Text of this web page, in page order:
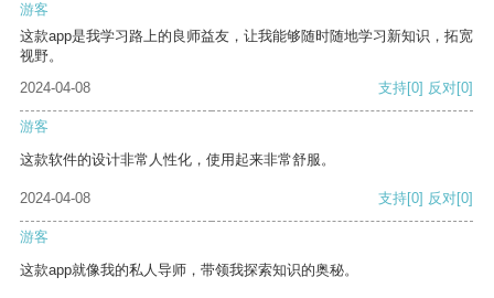
游客
这款app是我学习路上的良师益友，让我能够随时随地学习新知识，拓宽
视野。
2024-04-08
支持[0] 反对[0]
游客
这款软件的设计非常人性化，使用起来非常舒服。
2024-04-08 支持[0] 反对[0]
游客
这款app就像我的私人导师，带领我探索知识的奥秘。